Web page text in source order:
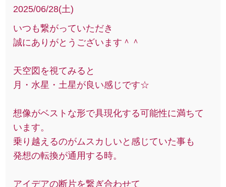
2025/06/28(土)
いつも繋がっていただき
誠にありがとうございます＾＾
天空図を視てみると
月・水星・土星が良い感じです☆
想像がベストな形で具現化する可能性に満ちて
います。
乗り越えるのがムスカしいと感じていた事も
発想の転換が通用する時。
アイデアの断片を繋ぎ合わせて